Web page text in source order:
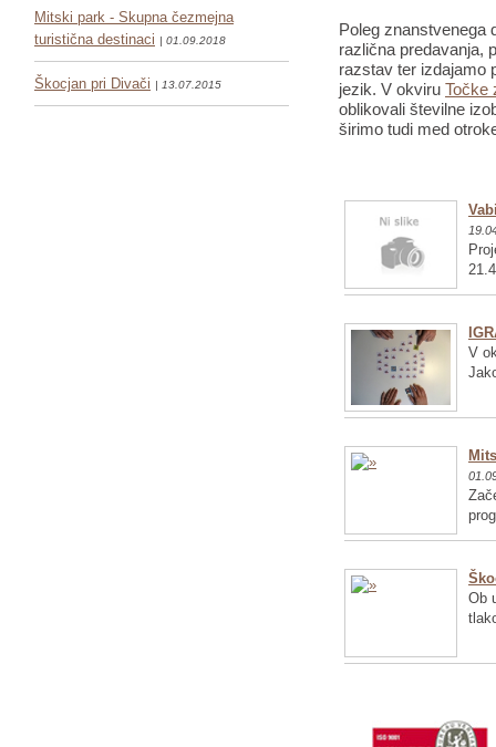
Mitski park - Skupna čezmejna
turistična destinaci | 01.09.2018
Škocjan pri Divači | 13.07.2015
Poleg znanstvenega
različna predavanja,
razstav ter izdajamo
jezik. V okviru Točke
oblikovali številne
širimo tudi med
V
Ob